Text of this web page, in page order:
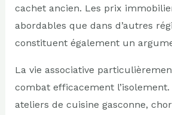
cachet ancien. Les prix
abordables que dans d’autres
constituent également un
La vie associative
combat efficacement
ateliers de cuisine gasconne,